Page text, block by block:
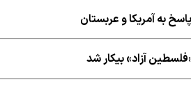
به آمریکا و عربستان
آزاد» بیکار شد